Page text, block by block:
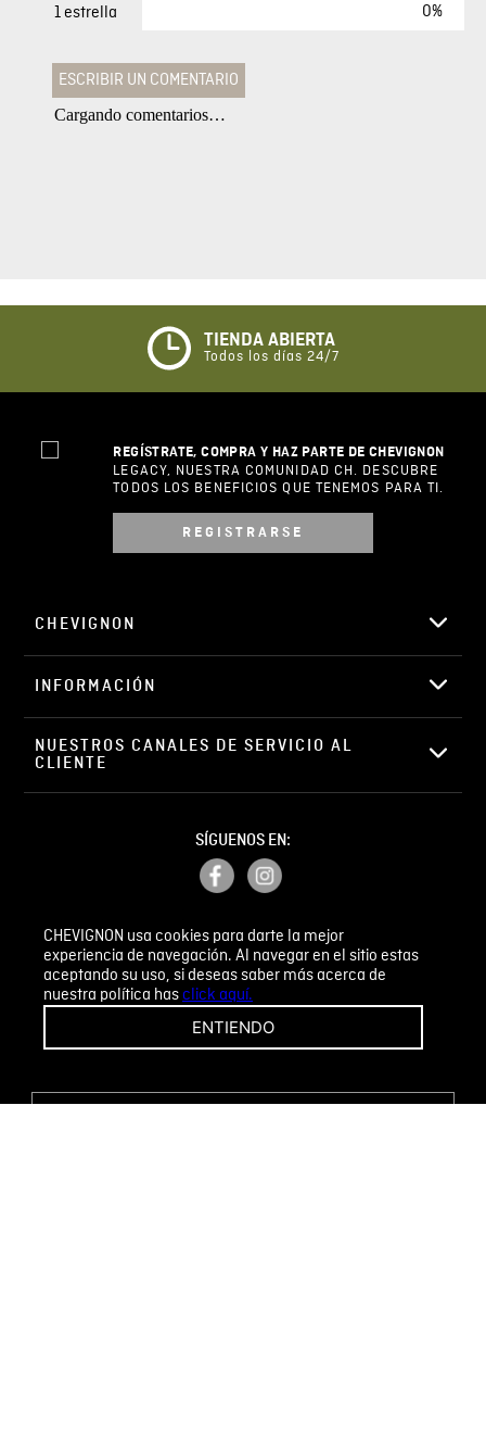
CHEVIGNON usa cookies para darte la mejor
experiencia de navegación. Al navegar en el sitio estas
aceptando su uso, si deseas saber más acerca de
nuestra política hasclick aquí.
ENTIENDO
1 estrella 0%
ESCRIBIR UN COMENTARIO
Califique el producto de 1 a 5 estrellas
★☆ ☆
Su nombre
Correo electrónico
ENVIAR COMENTARIO
Cargando comentarios…
TIENDA ABIERTA
Todos los días 24/7
REGÍSTRATE, COMPRA Y HAZ PARTE DE CHEVIGNON
LEGACY, NUESTRA COMUNIDAD CH. DESCUBRE
TODOS LOS BENEFICIOS QUE TENEMOS PARA TI.
REGISTRARSE
CHEVIGNON
INFORMACIÓN
NUESTROS CANALES DE SERVICIO AL
CLIENTE
SÍGUENOS EN:
PETICIONES, QUEJAS Y RECLAMOS
¡CAMBIOS Y DEVOLUCIONES FÁCILES!